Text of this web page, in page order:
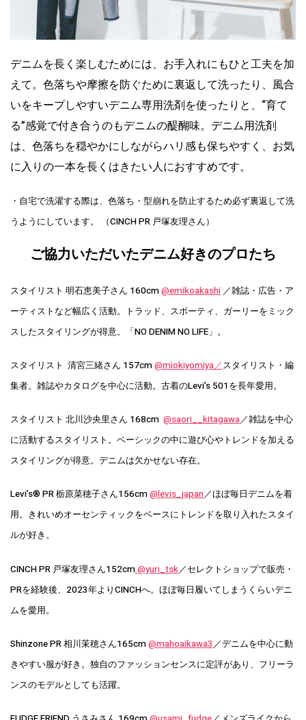
デニムを長く楽しむためには、お手入れにもひと工夫を加
えて。色落ちや摩擦を防ぐために裏返して洗ったり、風合
いをキープしやすいデニム専用洗剤を使ったりと、“育て
る”感覚で付き合うのもデニムの醍醐味。デニム用洗剤
は、色落ちを穏やかにしながらハリ感も保ちやすく、お気
に入りの一本を長くはきたい人におすすめです。
・自宅で洗濯する際は、色落ち・型崩れを防止するため必ず裏返して洗
うようにしています。 （CINCH PR 戸塚友理さん）
ご協力いただいたデニム好きのプロたち
スタイリスト 明石恵美子さん 160cm@emikoakashi／雑誌・広告・ア
ーティストなど幅広く活動。トラッド、スポーティ、ガーリーをミック
スしたスタイリングが得意。「NO DENIM NO LIFE」。
スタイリスト 清宮三緒さん 157cm@miokiyomiya／スタイリスト・編
集者。雑誌やカタログを中心に活動。古着のLevi’s 501を長年愛用。
スタイリスト 北川沙央里さん 168cm @saori__kitagawa／雑誌を中心
に活動するスタイリスト。ベーシックの中に遊び心やトレンドを加える
スタイリングが得意。デニムは欠かせない存在。
Levi’s®︎ PR 栃原菜穂子さん156cm@levis_japan／ほぼ毎日デニムを着
用。きれいめオーセンティックをベースにトレンドを取り入れたスタイ
ルが好き。
CINCH PR 戸塚友理さん152cm@yuri_tsk／セレクトショップで販売・
PRを経験後、2023年よりCINCHへ。ほぼ毎日履いてしまうくらいデニ
ムを愛用。
Shinzone PR 相川茉穂さん165cm@mahoaikawa3／デニムを中心に動
きやすい服が好き。独自のファッションセンスに定評があり、フリーラ
ンスのモデルとしても活躍。